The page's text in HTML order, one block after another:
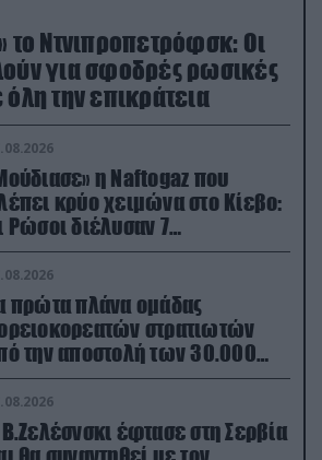
το Ντνιπροπετρόφσκ: Οι
για σφοδρές ρωσικές
την επικράτεια
η Naftogaz που
κρύο χειμώνα στο Κίεβο:
Ρώσοι διέλυσαν 7
του ουκρανικού
πρώτα πλάνα ομάδας
στρατιωτών
την αποστολή των 30.000
έφτασαν στη Ρωσία (βίντεο)
έφτασε στη Σερβία